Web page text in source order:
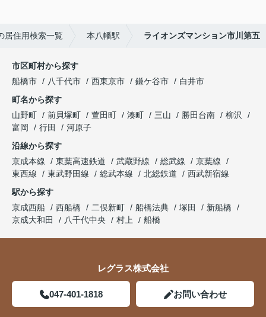
居住用検索一覧 本八幡駅 ライオンズマンション市川第五
市区町村から探す
船橋市
八千代市 西東京市 鎌ケ谷市
白井市
町名から探す
山野町
前貝塚町 萱田町 湊町 三山 勝田台南
柳沢
富岡
行田
河原子
沿線から探す
京成本線
東葉高速鉄道 武蔵野線 総武線
京葉線
東西線
東武野田線 総武本線 北総鉄道
西武新宿線
駅から探す
京成西船
西船橋 二俣新町 船橋法典 塚田
新船橋
京成大和田
八千代中央 村上 船橋
レグラス株式会社
047-401-1818 お問い合わせ